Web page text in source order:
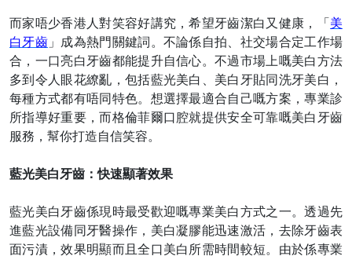
而家唔少香港人對笑容好講究，希望牙齒潔白又健康，「 美
白牙齒」成為熱門關鍵詞。不論係自拍、社交場合定工作場
合，一口亮白牙齒都能提升自信心。不過市場上嘅美白方法
多到令人眼花繚亂，包括藍光美白、美白牙貼同洗牙美白，
每種方式都有唔同特色。想選擇最適合自己嘅方案，專業診
所指導好重要，而格倫菲爾口腔就提供安全可靠嘅美白牙齒
服務，幫你打造自信笑容。
藍光美白牙齒：快速顯著效果
藍光美白牙齒係現時最受歡迎嘅專業美白方式之一。透過先
進藍光設備同牙醫操作，美白凝膠能迅速激活，去除牙齒表
面污漬，效果明顯而且全口美白所需時間較短。由於係專業